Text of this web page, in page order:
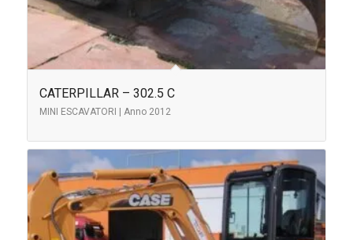
CATERPILLAR – 302.5 C
MINI ESCAVATORI | Anno 2012